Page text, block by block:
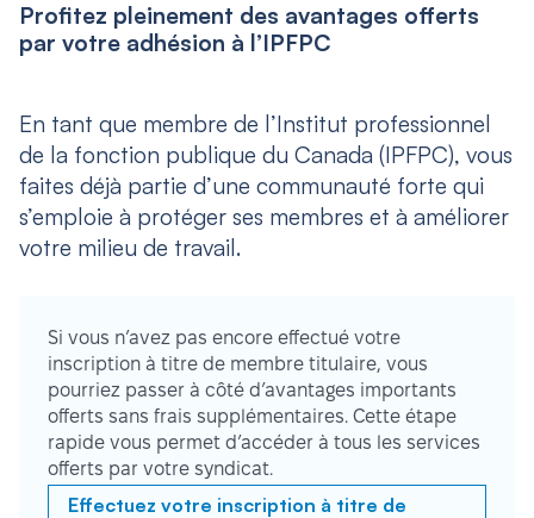
Profitez pleinement des avantages offerts
par votre adhésion à l’IPFPC
En tant que membre de l’Institut professionnel
de la fonction publique du Canada (IPFPC), vous
faites déjà partie d’une communauté forte qui
s’emploie à protéger ses membres et à améliorer
votre milieu de travail.
Si vous n’avez pas encore effectué votre
inscription à titre de membre titulaire, vous
pourriez passer à côté d’avantages importants
offerts sans frais supplémentaires. Cette étape
rapide vous permet d’accéder à tous les services
offerts par votre syndicat.
Effectuez votre inscription à titre de